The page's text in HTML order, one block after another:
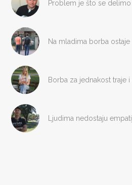
Problem je što se
Na mladima borba ostaje
Borba za jednakost traje i
Ljudima nedostaju